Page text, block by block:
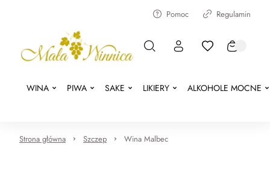
Pomoc Regulamin
WINA PIWA SAKE LIKIERY ALKOHOLE MOCNE
Strona główna Szczep Wina Malbec